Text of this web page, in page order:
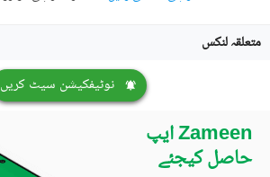
متعلقہ لنکس
نوٹیفکیشن سیٹ کریں
Zameen ایپ
حاصل کیجئے